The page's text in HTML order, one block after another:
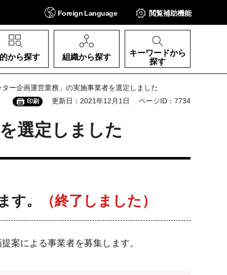
Foreign Language 閲覧補助機能
から探す 組織から探す
キーワードから
探す
ー企画運営業務」の実施事業者を選定しました
印刷 更新日：2021年12月1日 ページID：7734
選定しました
す。 （終了しました）
案による事業者を募集します。